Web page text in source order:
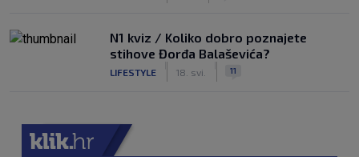
N1 kviz / Koliko dobro poznajete
stihove Đorđa Balaševića?
LIFESTYLE 18. svi. 11